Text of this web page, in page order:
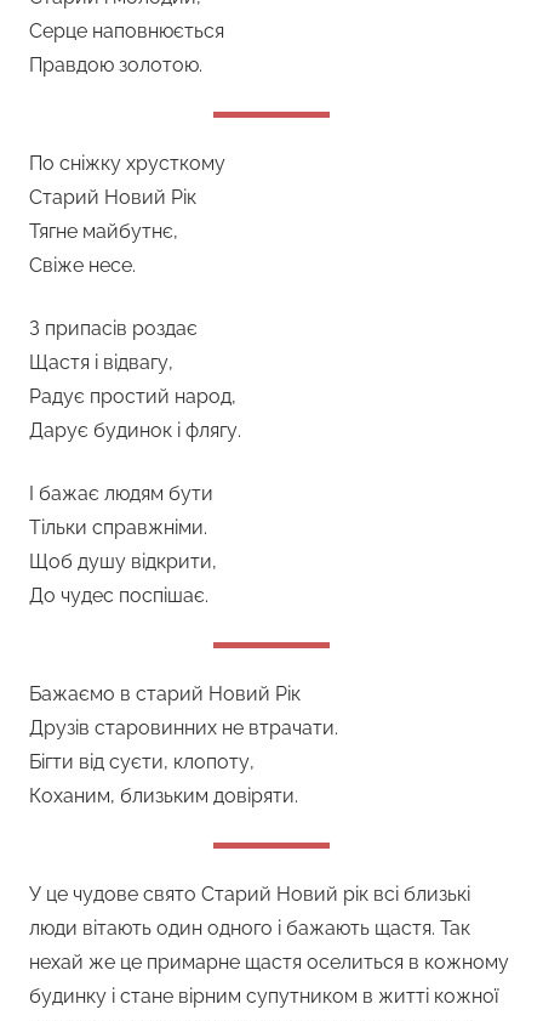
Серце наповнюється
Правдою золотою.
По сніжку хрусткому
Старий Новий Рік
Тягне майбутнє,
Свіже несе.
З припасів роздає
Щастя і відвагу,
Радує простий народ,
Дарує будинок і флягу.
І бажає людям бути
Тільки справжніми.
Щоб душу відкрити,
До чудес поспішає.
Бажаємо в старий Новий Рік
Друзів старовинних не втрачати.
Бігти від суєти, клопоту,
Коханим, близьким довіряти.
У це чудове свято Старий Новий рік всі близькі
люди вітають один одного і бажають щастя. Так
нехай же це примарне щастя оселиться в кожному
будинку і стане вірним супутником в житті кожної